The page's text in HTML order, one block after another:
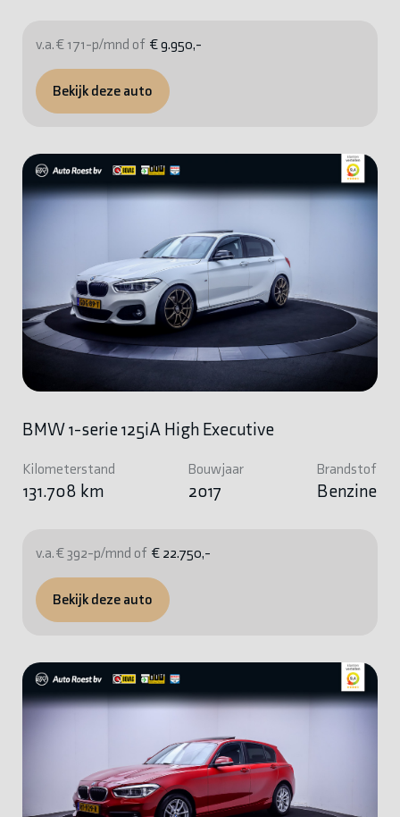
v.a. € 171-p/mnd of € 9.950,-
Bekijk deze auto
BMW 1-serie 125iA High Executive
Kilometerstand
131.708 km
Bouwjaar
2017
Brandstof
Benzine
v.a. € 392-p/mnd of € 22.750,-
Bekijk deze auto